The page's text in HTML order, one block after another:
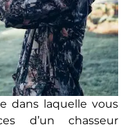
dans laquelle vous
d’un chasseur